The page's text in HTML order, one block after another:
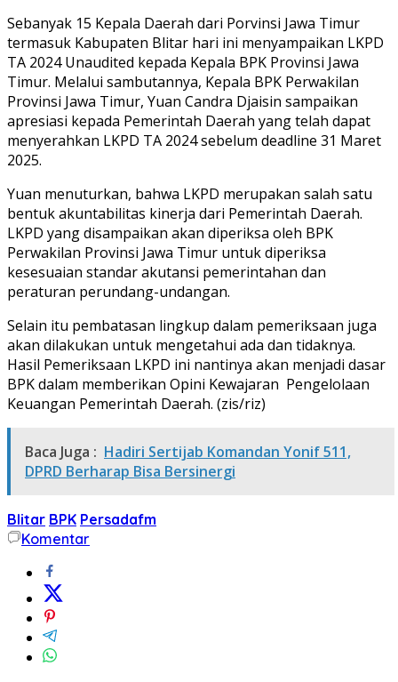
Sebanyak 15 Kepala Daerah dari Porvinsi Jawa Timur
termasuk Kabupaten Blitar hari ini menyampaikan LKPD
TA 2024 Unaudited kepada Kepala BPK Provinsi Jawa
Timur. Melalui sambutannya, Kepala BPK Perwakilan
Provinsi Jawa Timur, Yuan Candra Djaisin sampaikan
apresiasi kepada Pemerintah Daerah yang telah dapat
menyerahkan LKPD TA 2024 sebelum deadline 31 Maret
2025.
Yuan menuturkan, bahwa LKPD merupakan salah satu
bentuk akuntabilitas kinerja dari Pemerintah Daerah.
LKPD yang disampaikan akan diperiksa oleh BPK
Perwakilan Provinsi Jawa Timur untuk diperiksa
kesesuaian standar akutansi pemerintahan dan
peraturan perundang-undangan.
Selain itu pembatasan lingkup dalam pemeriksaan juga
akan dilakukan untuk mengetahui ada dan tidaknya.
Hasil Pemeriksaan LKPD ini nantinya akan menjadi dasar
BPK dalam memberikan Opini Kewajaran Pengelolaan
Keuangan Pemerintah Daerah. (zis/riz)
Baca Juga : Hadiri Sertijab Komandan Yonif 511,
DPRD Berharap Bisa Bersinergi
Blitar BPK Persadafm
Komentar